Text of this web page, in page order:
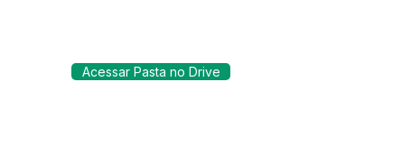
Acessar Pasta no Drive